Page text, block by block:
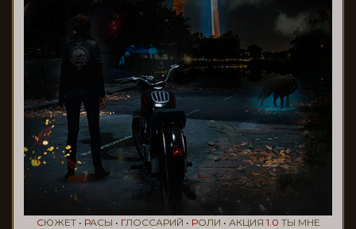
СЮЖЕТ• РАСЫ • ГЛОССАРИЙ • РОЛИ • АКЦИЯ 1.0 ТЫ МНЕ